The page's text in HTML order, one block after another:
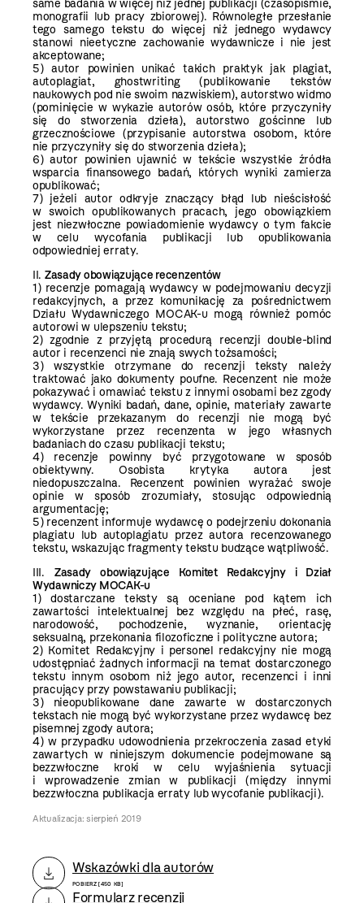
same badania w więcej niż jednej publikacji (czasopiśmie,
monografii lub pracy zbiorowej). Równoległe przesłanie
tego samego tekstu do więcej niż jednego wydawcy
stanowi nieetyczne zachowanie wydawnicze i nie jest
akceptowane;
5) autor powinien unikać takich praktyk jak plagiat,
autoplagiat, ghostwriting (publikowanie tekstów
naukowych pod nie swoim nazwiskiem), autorstwo widmo
(pominięcie w wykazie autorów osób, które przyczyniły
się do stworzenia dzieła), autorstwo gościnne lub
grzecznościowe (przypisanie autorstwa osobom, które
nie przyczyniły się do stworzenia dzieła);
6) autor powinien ujawnić w tekście wszystkie źródła
wsparcia finansowego badań, których wyniki zamierza
opublikować;
7) jeżeli autor odkryje znaczący błąd lub nieścisłość
w swoich opublikowanych pracach, jego obowiązkiem
jest niezwłoczne powiadomienie wydawcy o tym fakcie
w celu wycofania publikacji lub opublikowania
odpowiedniej erraty.
II. Zasady obowiązujące recenzentów
1) recenzje pomagają wydawcy w podejmowaniu decyzji
redakcyjnych, a przez komunikację za pośrednictwem
Działu Wydawniczego MOCAK-u mogą również pomóc
autorowi w ulepszeniu tekstu;
2) zgodnie z przyjętą procedurą recenzji double-blind
autor i recenzenci nie znają swych tożsamości;
3) wszystkie otrzymane do recenzji teksty należy
traktować jako dokumenty poufne. Recenzent nie może
pokazywać i omawiać tekstu z innymi osobami bez zgody
wydawcy. Wyniki badań, dane, opinie, materiały zawarte
w tekście przekazanym do recenzji nie mogą być
wykorzystane przez recenzenta w jego własnych
badaniach do czasu publikacji tekstu;
4) recenzje powinny być przygotowane w sposób
obiektywny. Osobista krytyka autora jest
niedopuszczalna. Recenzent powinien wyrażać swoje
opinie w sposób zrozumiały, stosując odpowiednią
argumentację;
5) recenzent informuje wydawcę o podejrzeniu dokonania
plagiatu lub autoplagiatu przez autora recenzowanego
tekstu, wskazując fragmenty tekstu budzące wątpliwość.
III. Zasady obowiązujące Komitet Redakcyjny i Dział
Wydawniczy MOCAK-u
1) dostarczane teksty są oceniane pod kątem ich
zawartości intelektualnej bez względu na płeć, rasę,
narodowość, pochodzenie, wyznanie, orientację
seksualną, przekonania filozoficzne i polityczne autora;
2) Komitet Redakcyjny i personel redakcyjny nie mogą
udostępniać żadnych informacji na temat dostarczonego
tekstu innym osobom niż jego autor, recenzenci i inni
pracujący przy powstawaniu publikacji;
3) nieopublikowane dane zawarte w dostarczonych
tekstach nie mogą być wykorzystane przez wydawcę bez
pisemnej zgody autora;
4) w przypadku udowodnienia przekroczenia zasad etyki
zawartych w niniejszym dokumencie podejmowane są
bezzwłoczne kroki w celu wyjaśnienia sytuacji
i wprowadzenie zmian w publikacji (między innymi
bezzwłoczna publikacja erraty lub wycofanie publikacji).
Aktualizacja: sierpień 2019
Wskazówki dla autorów
POBIERZ [450 KB]
Formularz recenzji